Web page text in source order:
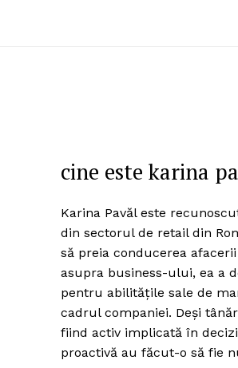
cine este karina
Karina Pavăl este
din sectorul de retail din
să preia conducerea
asupra business-ului, ea a
pentru abilitățile sale de
cadrul companiei. Deși
fiind activ implicată în
proactivă au făcut-o să fie